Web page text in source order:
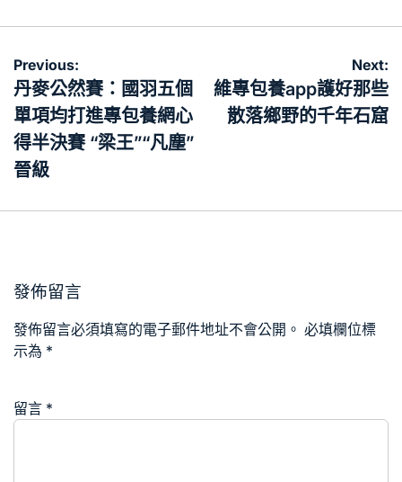
文
章
導
覽
Previous:
丹麥公然賽：國羽五個
單項均打進專包養網心
得半決賽 “梁王”“凡塵”
晉級
Next:
維專包養app護好那些
散落鄉野的千年石窟
發佈留言
發佈留言必須填寫的電子郵件地址不會公開。 必填欄位標
示為 *
留言 *